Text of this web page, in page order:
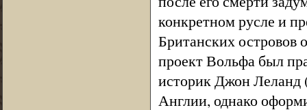
конкретном русле и
Британских островов
проект Вольфа был
историк Джон Леланд
Англии, однако